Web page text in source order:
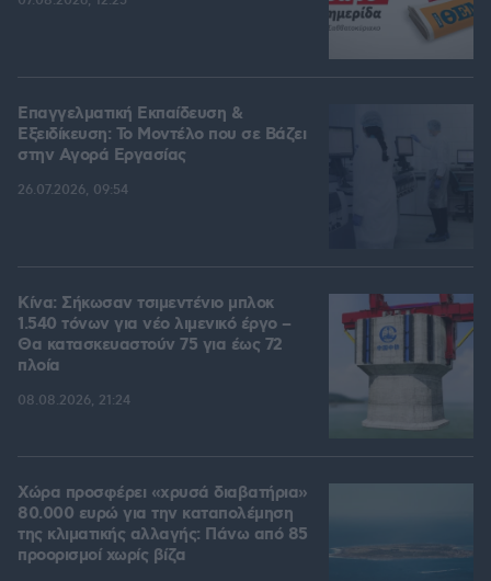
Επαγγελματική Εκπαίδευση &
Εξειδίκευση: Το Mοντέλο που σε Bάζει
στην Aγορά Eργασίας
26.07.2026, 09:54
Κίνα: Σήκωσαν τσιμεντένιο μπλοκ
1.540 τόνων για νέο λιμενικό έργο –
Θα κατασκευαστούν 75 για έως 72
πλοία
08.08.2026, 21:24
Χώρα προσφέρει «χρυσά διαβατήρια»
80.000 ευρώ για την καταπολέμηση
της κλιματικής αλλαγής: Πάνω από 85
προορισμοί χωρίς βίζα